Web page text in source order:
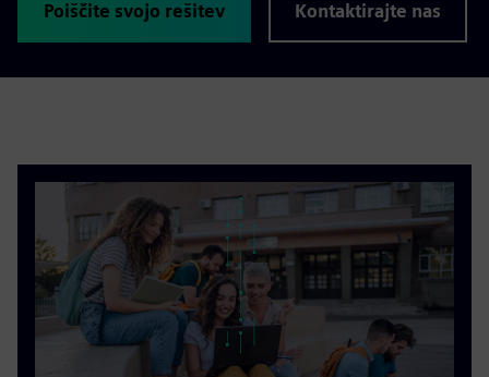
Poiščite svojo rešitev Kontaktirajte nas